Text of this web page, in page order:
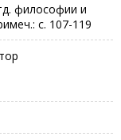
философии и
с. 107-119